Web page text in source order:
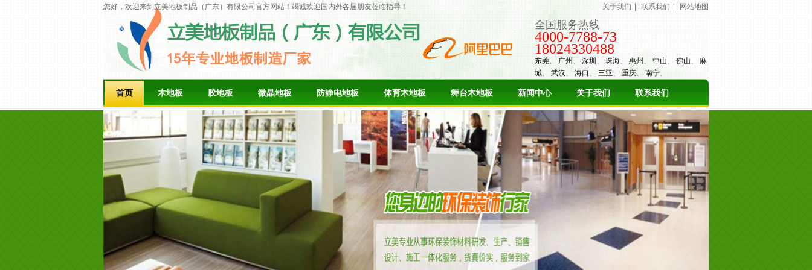
您好，欢迎来到立美地板制品（广东）有限公司官方网站！竭诚欢迎国内外各届朋友莅临指导！ 关于我们 ｜ 联系我们 ｜ 网站地图
全国服务热线
4000-7788-73
18024330488
东莞、 广州 、 深圳 、 珠海、 惠州 、 中山、 佛山、 麻
城、 武汉、 海口 、 三亚、 重庆、 南宁、
首页 木地板 胶地板 微晶地板 防静电地板 体育木地板 舞台木地板 新闻中心 关于我们 联系我们